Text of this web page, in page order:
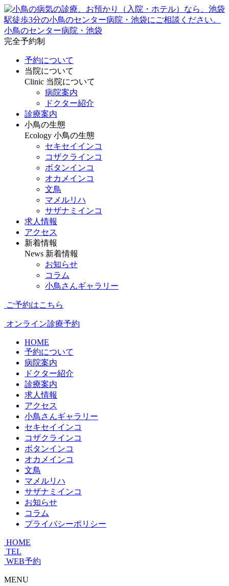
小鳥のセンター病院・池袋
完全予約制
予約について
当院について
Clinic 当院について
病院案内
ドクター紹介
診療案内
小鳥の生態
Ecology 小鳥の生態
セキセイインコ
コザクラインコ
ボタンインコ
オカメインコ
文鳥
マメルリハ
サザナミインコ
求人情報
アクセス
新着情報
News 新着情報
お知らせ
コラム
小鳥さんギャラリー
ご予約はこちら
オンライン診療予約
HOME
予約について
病院案内
ドクター紹介
診療案内
求人情報
アクセス
小鳥さんギャラリー
セキセイインコ
コザクラインコ
ボタンインコ
オカメインコ
文鳥
マメルリハ
サザナミインコ
お知らせ
コラム
プライバシーポリシー
HOME
TEL
WEB予約
MENU